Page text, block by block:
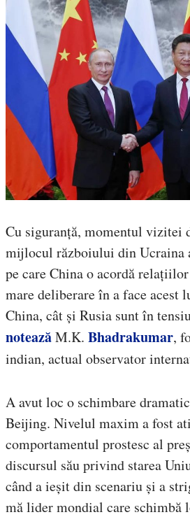
Cu siguranță, momentul vizitei
mijlocul războiului din Ucraina
pe care China o acordă
mare deliberare în a face acest
China, cât și Rusia sunt în
noteazăM.K. Bhadrakumar,
indian, actual observator
A avut loc o schimbare
Beijing. Nivelul maxim a fost
comportamentul prostesc al
discursul său privind starea
când a ieșit din scenariu și a
mă lider mondial care schimbă